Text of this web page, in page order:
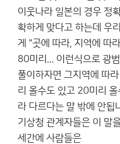
이웃나라 일본의 경우 정
확하게 맞다고 하는데 우
게 "곳에 따라, 지역에 따
80미리... 이런식으로 광
풀이하자면 그지역에 따
리 올수도 있고 20미리
라 다르다는 말 밖에 안됩
기상청 관계자들은 이 말
세간에 사람들은